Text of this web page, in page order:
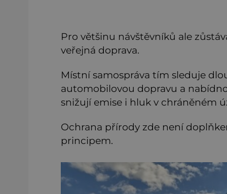
Pro většinu návštěvníků ale
veřejná doprava.
Místní samospráva tím sleduje
automobilovou dopravu a
snižují emise i hluk v chráněném
Ochrana přírody zde není
principem.